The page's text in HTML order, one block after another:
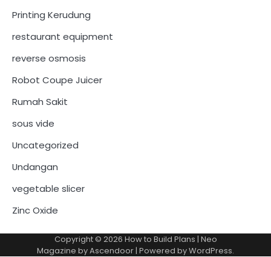
Printing Kerudung
restaurant equipment
reverse osmosis
Robot Coupe Juicer
Rumah Sakit
sous vide
Uncategorized
Undangan
vegetable slicer
Zinc Oxide
Copyright © 2026 How to Build Plans | Neo
Magazine byAscendoor| Powered byWordPress.